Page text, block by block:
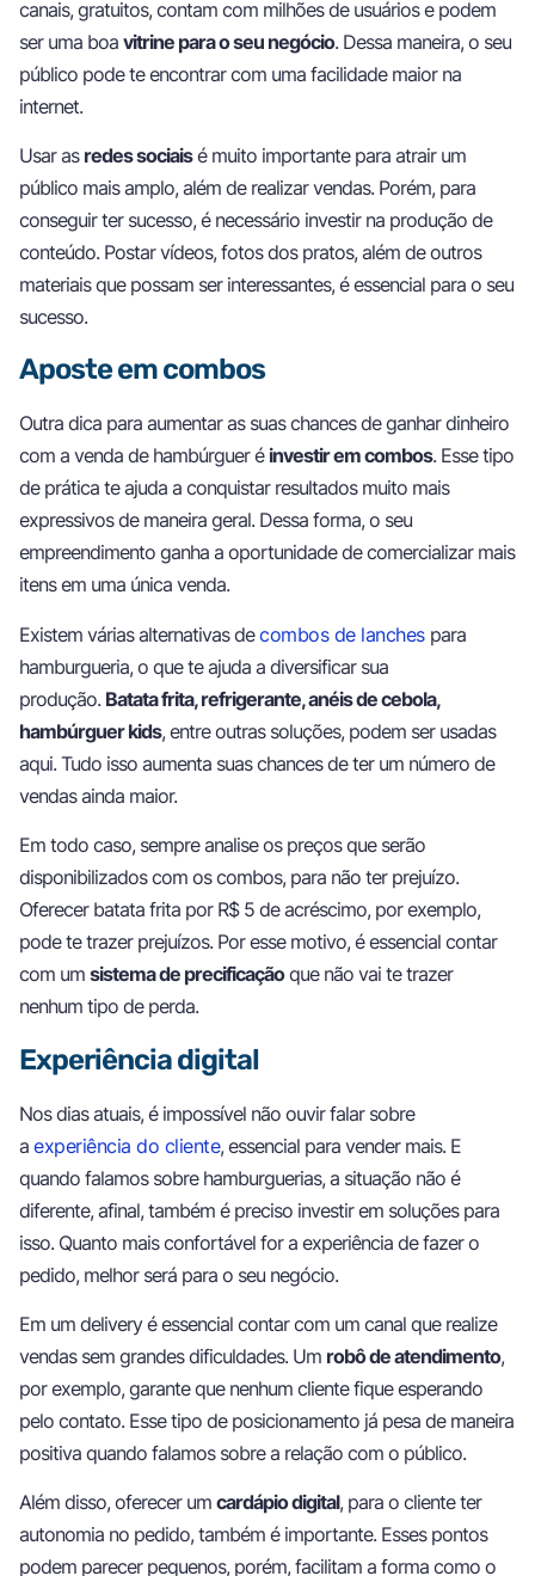
canais, gratuitos, contam com milhões de usuários e podem
ser uma boa vitrine para o seu negócio. Dessa maneira, o seu
público pode te encontrar com uma facilidade maior na
internet.
Usar as redes sociaisé muito importante para atrair um
público mais amplo, além de realizar vendas. Porém, para
conseguir ter sucesso, é necessário investir na produção de
conteúdo. Postar vídeos, fotos dos pratos, além de outros
materiais que possam ser interessantes, é essencial para o seu
sucesso.
Aposte em combos
Outra dica para aumentar as suas chances de ganhar dinheiro
com a venda de hambúrguer é investir em combos. Esse tipo
de prática te ajuda a conquistar resultados muito mais
expressivos de maneira geral. Dessa forma, o seu
empreendimento ganha a oportunidade de comercializar mais
itens em uma única venda.
Existem várias alternativas decombos de lanchespara
hamburgueria, o que te ajuda a diversificar sua
produção. Batata frita, refrigerante, anéis de cebola,
hambúrguer kids, entre outras soluções, podem ser usadas
aqui. Tudo isso aumenta suas chances de ter um número de
vendas ainda maior.
Em todo caso, sempre analise os preços que serão
disponibilizados com os combos, para não ter prejuízo.
Oferecer batata frita por R$ 5 de acréscimo, por exemplo,
pode te trazer prejuízos. Por esse motivo, é essencial contar
com um sistema de precificaçãoque não vai te trazer
nenhum tipo de perda.
Experiência digital
Nos dias atuais, é impossível não ouvir falar sobre
a experiência do cliente, essencial para vender mais. E
quando falamos sobre hamburguerias, a situação não é
diferente, afinal, também é preciso investir em soluções para
isso. Quanto mais confortável for a experiência de fazer o
pedido, melhor será para o seu negócio.
Em um delivery é essencial contar com um canal que realize
vendas sem grandes dificuldades. Um robô de atendimento,
por exemplo, garante que nenhum cliente fique esperando
pelo contato. Esse tipo de posicionamento já pesa de maneira
positiva quando falamos sobre a relação com o público.
Além disso, oferecer um cardápio digital, para o cliente ter
autonomia no pedido, também é importante. Esses pontos
podem parecer pequenos, porém, facilitam a forma como o